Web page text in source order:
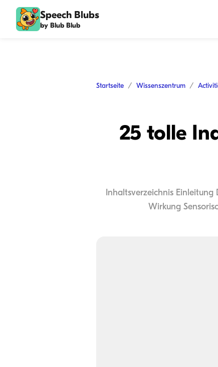
Speech Blubs
by Blub Blub
Startseite Wissenszentrum
25 tolle
Inhaltsverzeichnis
Wirkung